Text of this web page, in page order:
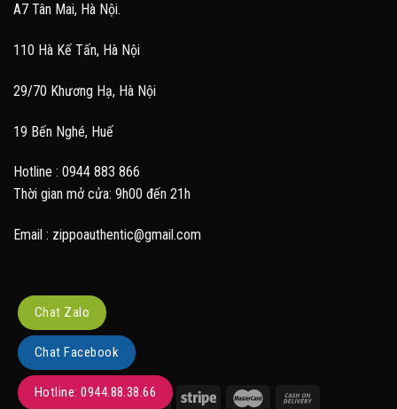
A7 Tân Mai, Hà Nội.
110 Hà Kế Tấn, Hà Nội
29/70 Khương Hạ, Hà Nội
19 Bến Nghé, Huế
Hotline : 0944 883 866
Thời gian mở cửa: 9h00 đến 21h
Email : zippoauthentic@gmail.com
Chat Zalo
Chat Facebook
Hotline: 0944.88.38.66